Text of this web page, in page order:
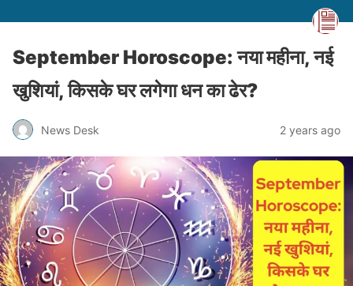
September Horoscope: नया महीना, नई
खुशियां, किसके घर लगेगा धन का ढेर?
News Desk 2 years ago